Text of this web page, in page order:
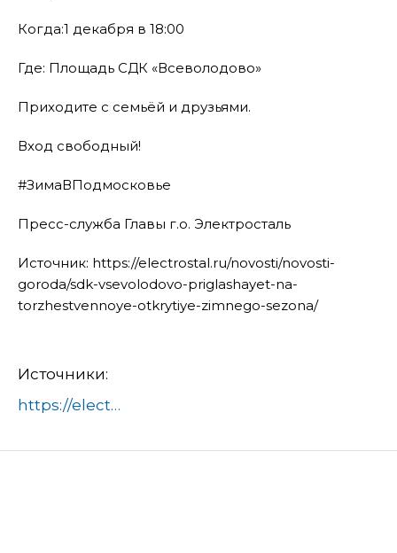
Когда:1 декабря в 18:00
Где: Площадь СДК «Всеволодово»
Приходите с семьёй и друзьями.
Вход свободный!
#ЗимаВПодмосковье
Пресс-служба Главы г.о. Электросталь
Источник: https://electrostal.ru/novosti/novosti-
goroda/sdk-vsevolodovo-priglashayet-na-
torzhestvennoye-otkrytiye-zimnego-sezona/
Источники:
https://electrostal.ru/novosti/novosti-goroda/sdk-vsevolodovo-priglashayet-na-torzhestvennoye-otkrytiye-zimnego-sezona/